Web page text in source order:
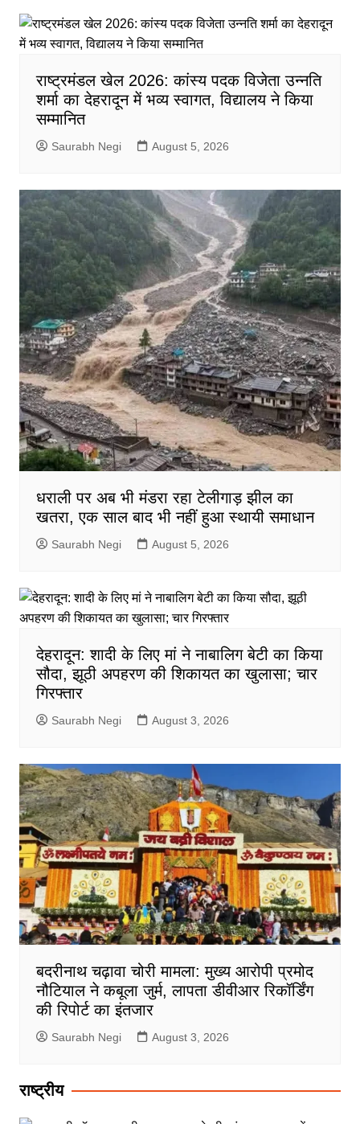
राष्ट्रमंडल खेल 2026: कांस्य पदक विजेता उन्नति
शर्मा का देहरादून में भव्य स्वागत, विद्यालय ने किया
सम्मानित
Saurabh Negi August 5, 2026
धराली पर अब भी मंडरा रहा टेलीगाड़ झील का
खतरा, एक साल बाद भी नहीं हुआ स्थायी समाधान
Saurabh Negi August 5, 2026
देहरादून: शादी के लिए मां ने नाबालिग बेटी का किया
सौदा, झूठी अपहरण की शिकायत का खुलासा; चार
गिरफ्तार
Saurabh Negi August 3, 2026
बदरीनाथ चढ़ावा चोरी मामला: मुख्य आरोपी प्रमोद
नौटियाल ने कबूला जुर्म, लापता डीवीआर रिकॉर्डिंग
की रिपोर्ट का इंतजार
Saurabh Negi August 3, 2026
राष्ट्रीय